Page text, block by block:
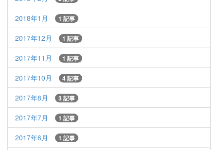
2018年1月 1 記事
2017年12月 1 記事
2017年11月 1 記事
2017年10月 4 記事
2017年8月 3 記事
2017年7月 1 記事
2017年6月 1 記事